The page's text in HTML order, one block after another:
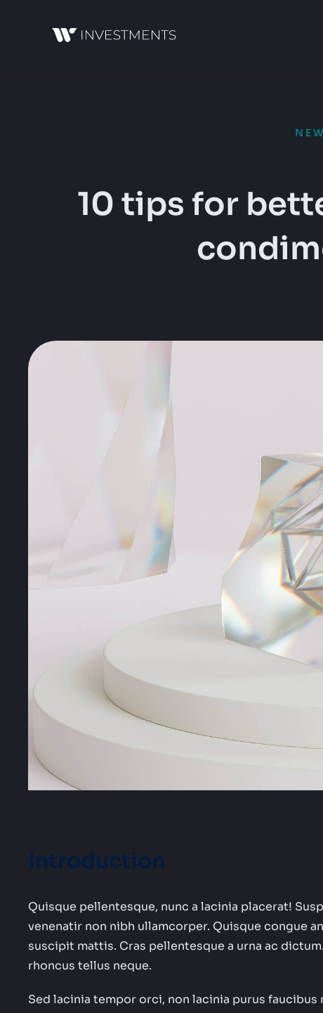
10 tips for
Introduction
Quisque pellentesque, nunc a lacinia placerat!
venenatir non nibh ullamcorper. Quisque congue
suscipit mattis. Cras pellentesque a urna ac
rhoncus tellus neque.
Sed lacinia tempor orci, non lacinia purus